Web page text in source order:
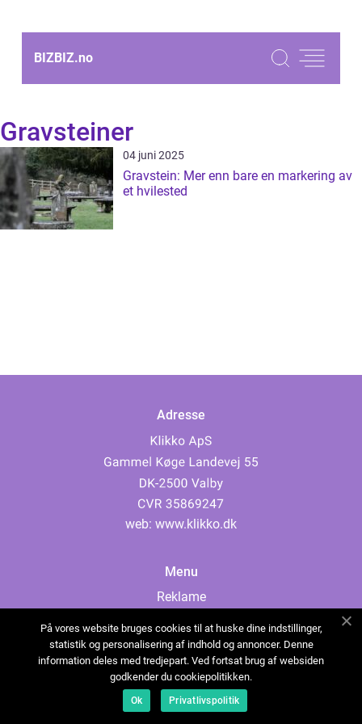
BIZBIZ.no
Gravsteiner
04 juni 2025
Gravstein: Mer enn bare en markering av
et hvilested
Adresse
web: www.klikko.dk
Menu
Reklame
Cookies
Kontakt Oss
Sitemap
På vores website bruges cookies til at huske dine indstillinger,
statistik og personalisering af indhold og annoncer. Denne
information deles med tredjepart. Ved fortsat brug af websiden
godkender du cookiepolitikken.
Ok Privatlivspolitik